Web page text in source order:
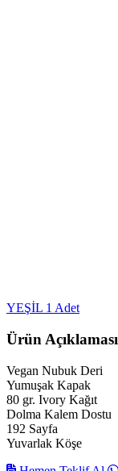
YEŞİL 1 Adet
Ürün Açıklaması
Vegan Nubuk Deri
Yumuşak Kapak
80 gr. Ivory Kağıt
Dolma Kalem Dostu
192 Sayfa
Yuvarlak Köşe